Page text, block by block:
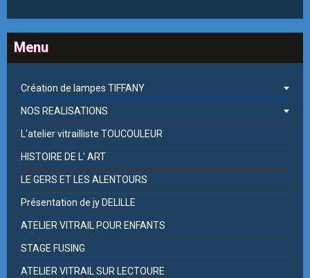
Menu
Création de lampes TIFFANY
NOS REALISATIONS
L'atelier vitrailliste TOUCOULEUR
HISTOIRE DE L' ART
LE GERS ET LES ALENTOURS
Présentation de jy DELILLE
ATELIER VITRAIL POUR ENFANTS
STAGE FUSING
ATELIER VITRAIL SUR LECTOURE